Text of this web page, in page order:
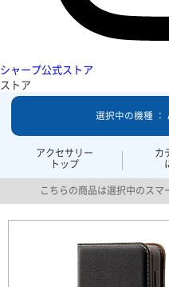
シャープ公式ストア
ストア
アクセサリー
トップ
カ
選択中の機種 ：
こちらの商品は選択中のスマ